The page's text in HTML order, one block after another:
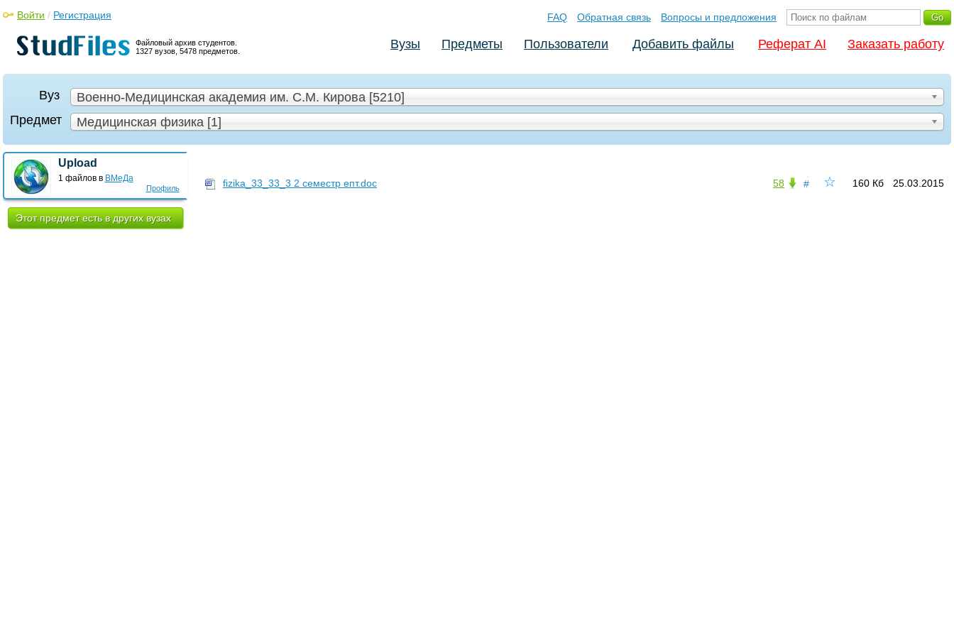
Файловый архив студентов.
1327 вузов, 5478 предметов.
Войти / Регистрация FAQ Обратная связь Вопросы и предложения
Вузы Предметы Пользователи Добавить файлы Реферат AI Заказать работу
Вуз
Военно-Медицинская академия им. С.М. Кирова [5210]
Предмет
Медицинская физика [1]
Профиль
Upload
1 файлов в ВМеДа
Этот предмет есть в других вузах
☆
# 25.03.2015
160 Кб
58
fizika_33_33_3 2 семестр епт.doc